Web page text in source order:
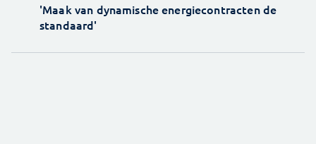
'Maak van dynamische energiecontracten de
standaard'